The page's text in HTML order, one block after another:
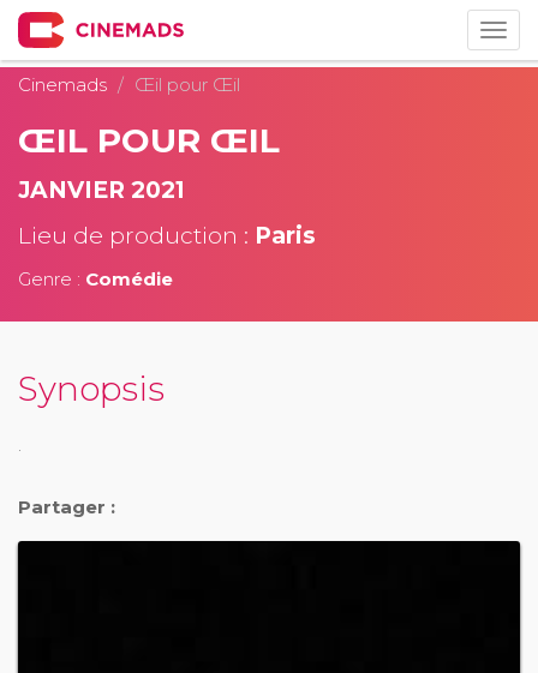
Cinemads
Œil pour Œil
ŒIL POUR ŒIL
JANVIER 2021
Lieu de production : Paris
Genre : Comédie
Synopsis
Partager :